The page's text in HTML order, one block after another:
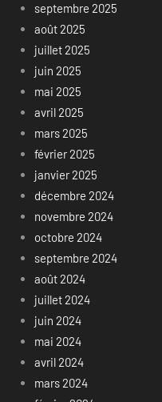
septembre 2025
août 2025
juillet 2025
juin 2025
mai 2025
avril 2025
mars 2025
février 2025
janvier 2025
décembre 2024
novembre 2024
octobre 2024
septembre 2024
août 2024
juillet 2024
juin 2024
mai 2024
avril 2024
mars 2024